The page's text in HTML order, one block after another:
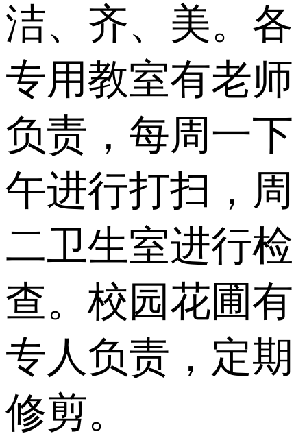
洁、齐、美。各
专用教室有老师
负责，每周一下
午进行打扫，周
二卫生室进行检
查。校园花圃有
专人负责，定期
修剪。